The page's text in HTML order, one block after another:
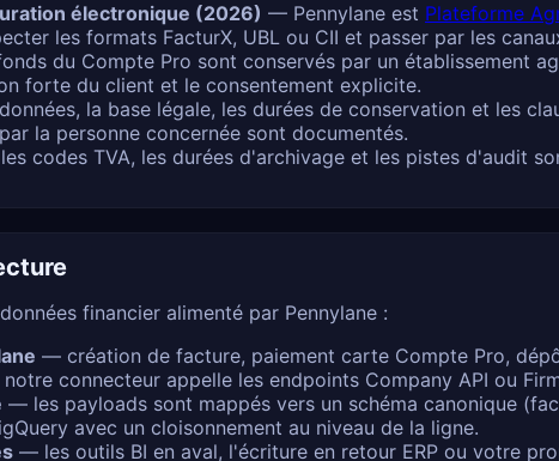
électronique (2026) — Pennylane est Plateforme
les formats FacturX, UBL ou CII et passer par les
du Compte Pro sont conservés par un établissement
forte du client et le consentement explicite.
la base légale, les durées de conservation et les
la personne concernée sont documentés.
codes TVA, les durées d'archivage et les pistes d'audit
financier alimenté par Pennylane :
— création de facture, paiement carte Compte Pro,
connecteur appelle les endpoints Company API ou
— les payloads sont mappés vers un schéma canonique
avec un cloisonnement au niveau de la ligne.
— les outils BI en aval, l'écriture en retour ERP ou votre